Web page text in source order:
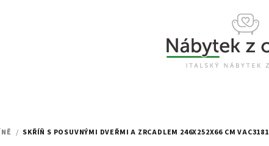
/ SKŘÍŇ S POSUVNÝMI DVEŘMI A ZRCADLEM 246X252X66 CM VAC3181